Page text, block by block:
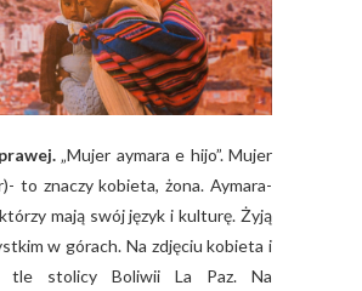
„Mujer aymara e hijo”. Mujer
to znaczy kobieta, żona. Aymara-
mają swój język i kulturę. Żyją
w górach. Na zdjęciu kobieta i
tle stolicy Boliwii La Paz. Na